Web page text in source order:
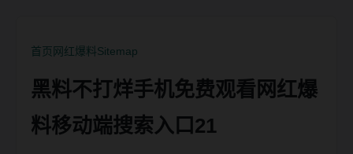
首页网红爆料Sitemap
黑料不打烊手机免费观看网红爆
料移动端搜索入口21